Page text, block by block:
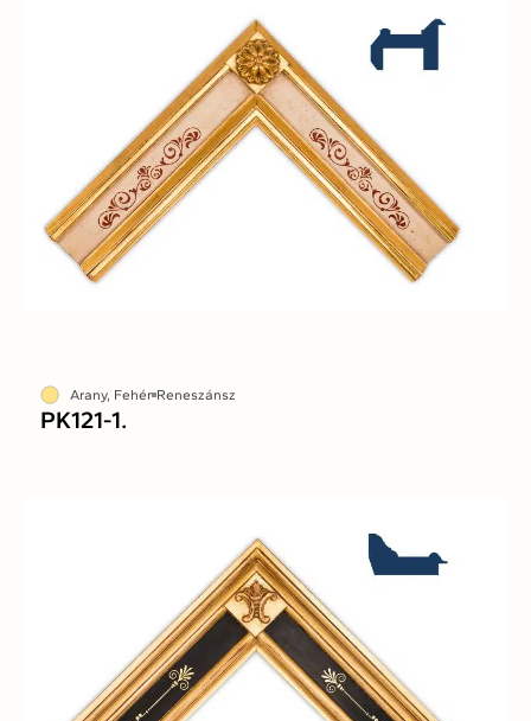
Arany, Fehér Reneszánsz
PK121-1.